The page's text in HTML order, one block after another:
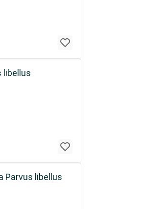
libellus
Parvus libellus